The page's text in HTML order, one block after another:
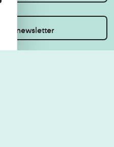
la newsletter